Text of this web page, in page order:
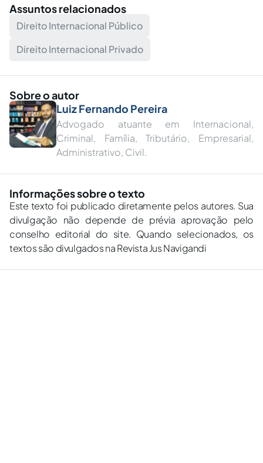
Assuntos relacionados
Direito Internacional Público
Direito Internacional Privado
Sobre o autor
Luiz Fernando Pereira
Advogado atuante em Internacional,
Criminal, Família, Tributário, Empresarial,
Administrativo, Civil.
Informações sobre o texto
Este texto foi publicado diretamente pelos autores. Sua
divulgação não depende de prévia aprovação pelo
conselho editorial do site. Quando selecionados, os
textos são divulgados na Revista Jus Navigandi